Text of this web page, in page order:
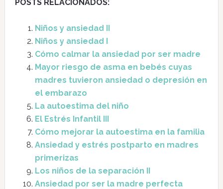
POSTS RELACIONADOS:
Niños y ansiedad II
Niños y ansiedad I
Cómo calmar la ansiedad por ser madre
Mayor riesgo de asma en bebés cuyas
madres tuvieron ansiedad o depresión en
el embarazo
La autoestima del niño
El Estrés Infantil III
Cómo mejorar la autoestima en la familia
Ansiedad y estrés postparto en madres
primerizas
Los niños de la separación II
Ansiedad por ser la madre perfecta